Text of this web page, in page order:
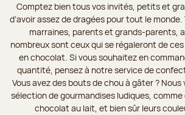
Comptez bien tous vos invités, petits et
d’avoir assez de dragées pour tout le
marraines, parents et grands-parents,
nombreux sont ceux qui se régaleront de
en chocolat. Si vous souhaitez en
quantité, pensez à notre service de
Vous avez des bouts de chou à gâter ?
sélection de gourmandises ludiques,
chocolat au lait, et bien sûr leurs